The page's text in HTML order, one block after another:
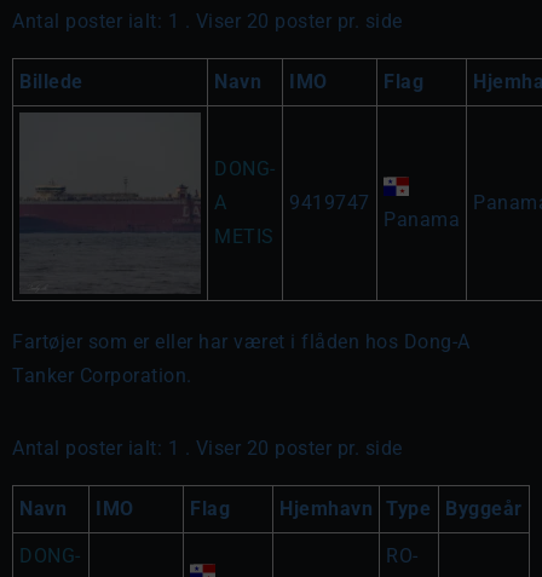
Antal poster ialt: 1 . Viser 20 poster pr. side
Billede Navn IMO Flag
DONG-
A
METIS
9419747
Panama
Fartøjer som er eller har været i flåden hos Dong-A
Tanker Corporation.
Antal poster ialt: 1 . Viser 20 poster pr. side
Navn IMO Flag Hjemhavn Type Byggeår
DONG-
RO-